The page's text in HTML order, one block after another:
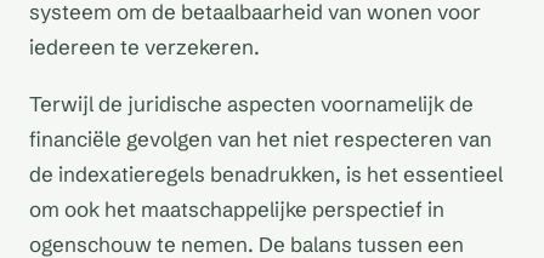
systeem om de betaalbaarheid van wonen voor
iedereen te verzekeren.
Terwijl de juridische aspecten voornamelijk de
financiële gevolgen van het niet respecteren van
de indexatieregels benadrukken, is het essentieel
om ook het maatschappelijke perspectief in
ogenschouw te nemen. De balans tussen een